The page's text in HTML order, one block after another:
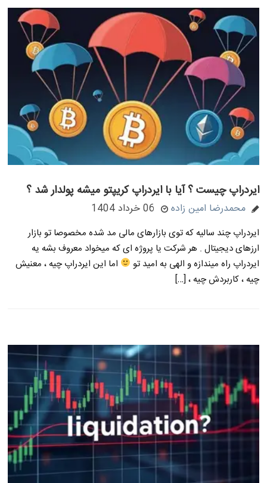
ایردراپ چیست ؟ آیا با ایردراپ کریپتو میشه پولدار شد ؟
محمدرضا امین زاده 06 خرداد 1404
ایردراپ چند سالیه که توی بازارهای مالی مد شده مخصوصا تو بازار
ارزهای دیجیتال . هر شرکت یا پروژه ای که میخواد معروف بشه یه
ایردراپ راه میندازه و الهی به امید تو
اما این ایردراپ چیه ، معنیش
چیه ، کاربردش چیه ، […]